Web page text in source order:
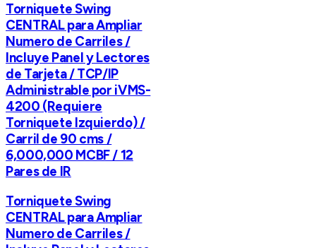
Torniquete Swing
CENTRAL para Ampliar
Numero de Carriles /
Incluye Panel y Lectores
de Tarjeta / TCP/IP
Administrable por iVMS-
4200 (Requiere
Torniquete Izquierdo) /
Carril de 90 cms /
6,000,000 MCBF / 12
Pares de IR
Torniquete Swing
CENTRAL para Ampliar
Numero de Carriles /